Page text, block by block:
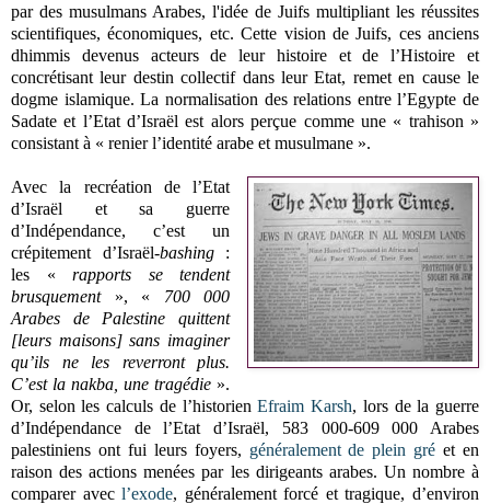
par des musulmans Arabes, l'idée de Juifs multipliant les réussites
scientifiques, économiques, etc. Cette vision de Juifs, ces anciens
dhimmis devenus acteurs de leur histoire et de l’Histoire et
concrétisant leur destin collectif dans leur Etat, remet en cause le
dogme islamique. La normalisation des relations entre l’Egypte de
Sadate et l’Etat d’Israël est alors perçue comme une « trahison »
consistant à « renier l’identité arabe et musulmane ».
Avec la recréation de l’Etat
d’Israël et sa guerre
d’Indépendance, c’est un
crépitement d’Israël-bashing:
les «rapports se tendent
brusquement», « 700 000
Arabes de Palestine quittent
[leurs maisons] sans imaginer
qu’ils ne les reverront plus.
C’est la nakba, une tragédie ».
Or, selon les calculs de l’historienEfraim Karsh, lors de la guerre
d’Indépendance de l’Etat d’Israël, 583 000-609 000 Arabes
palestiniens ont fui leurs foyers, généralement de plein gré et en
raison des actions menées par les dirigeants arabes. Un nombre à
comparer avecl’exode, généralement forcé et tragique, d’environ